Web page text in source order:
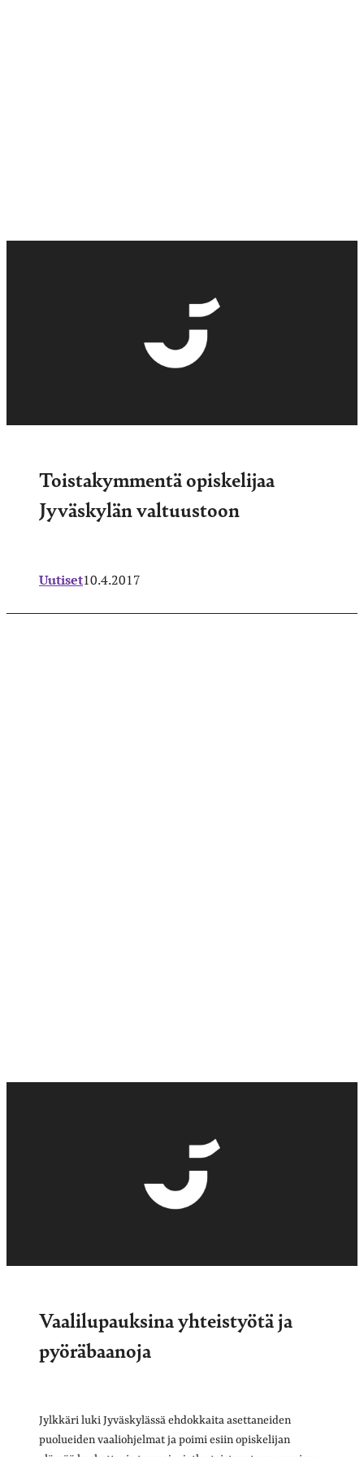
Toistakymmentä opiskelijaa
Jyväskylän valtuustoon
Uutiset10.4.2017
Vaalilupauksina yhteistyötä ja
pyöräbaanoja
Jylkkäri luki Jyväskylässä ehdokkaita asettaneiden
puolueiden vaaliohjelmat ja poimi esiin opiskelijan